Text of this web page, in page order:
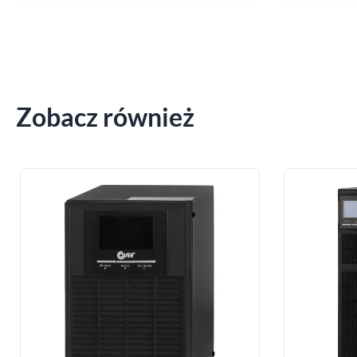
Zobacz również